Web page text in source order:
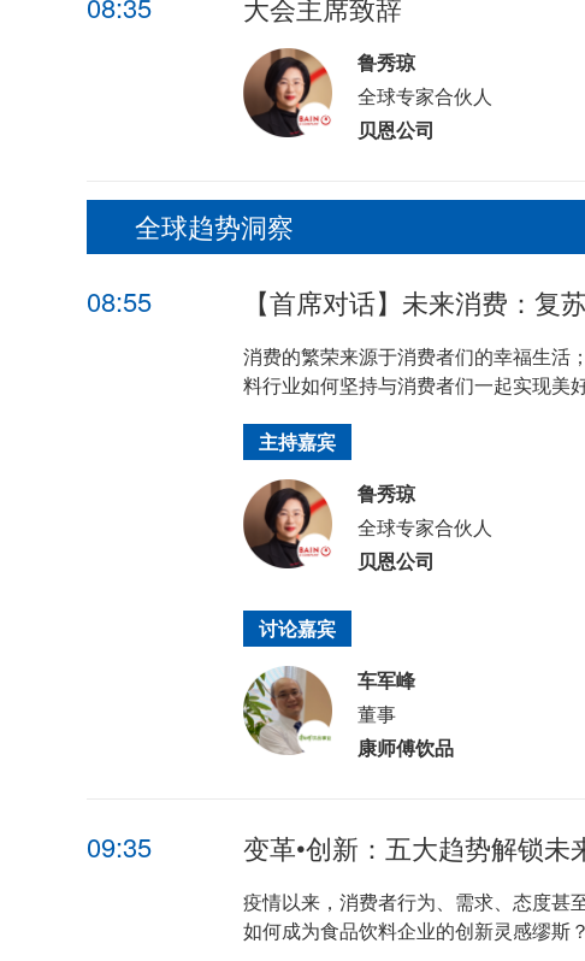
大会主席致辞
鲁秀琼
全球专家合伙人
贝恩公司
全球趋势洞察
08:55
【首席对话】未来消费：复
消费的繁荣来源于消费者们的幸福生活
料行业如何坚持与消费者们一起实现美
主持嘉宾
鲁秀琼
全球专家合伙人
贝恩公司
讨论嘉宾
车军峰
董事
康师傅饮品
09:35 变革•创新：五大趋势解锁未
疫情以来，消费者行为、需求、态度甚
如何成为食品饮料企业的创新灵感缪斯？